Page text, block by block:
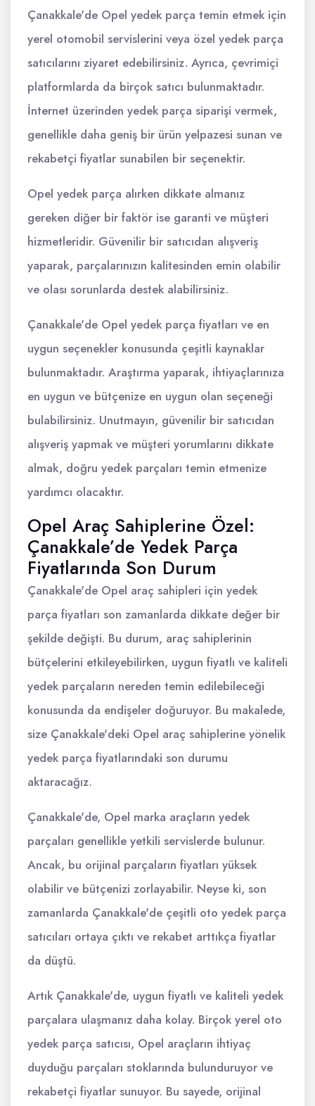
Çanakkale'de Opel yedek parça temin etmek için
yerel otomobil servislerini veya özel yedek parça
satıcılarını ziyaret edebilirsiniz. Ayrıca, çevrimiçi
platformlarda da birçok satıcı bulunmaktadır.
İnternet üzerinden yedek parça siparişi vermek,
genellikle daha geniş bir ürün yelpazesi sunan ve
rekabetçi fiyatlar sunabilen bir seçenektir.
Opel yedek parça alırken dikkate almanız
gereken diğer bir faktör ise garanti ve müşteri
hizmetleridir. Güvenilir bir satıcıdan alışveriş
yaparak, parçalarınızın kalitesinden emin olabilir
ve olası sorunlarda destek alabilirsiniz.
Çanakkale'de Opel yedek parça fiyatları ve en
uygun seçenekler konusunda çeşitli kaynaklar
bulunmaktadır. Araştırma yaparak, ihtiyaçlarınıza
en uygun ve bütçenize en uygun olan seçeneği
bulabilirsiniz. Unutmayın, güvenilir bir satıcıdan
alışveriş yapmak ve müşteri yorumlarını dikkate
almak, doğru yedek parçaları temin etmenize
yardımcı olacaktır.
Opel Araç Sahiplerine Özel:
Çanakkale’de Yedek Parça
Fiyatlarında Son Durum
Çanakkale'de Opel araç sahipleri için yedek
parça fiyatları son zamanlarda dikkate değer bir
şekilde değişti. Bu durum, araç sahiplerinin
bütçelerini etkileyebilirken, uygun fiyatlı ve kaliteli
yedek parçaların nereden temin edilebileceği
konusunda da endişeler doğuruyor. Bu makalede,
size Çanakkale'deki Opel araç sahiplerine yönelik
yedek parça fiyatlarındaki son durumu
aktaracağız.
Çanakkale'de, Opel marka araçların yedek
parçaları genellikle yetkili servislerde bulunur.
Ancak, bu orijinal parçaların fiyatları yüksek
olabilir ve bütçenizi zorlayabilir. Neyse ki, son
zamanlarda Çanakkale'de çeşitli oto yedek parça
satıcıları ortaya çıktı ve rekabet arttıkça fiyatlar
da düştü.
Artık Çanakkale'de, uygun fiyatlı ve kaliteli yedek
parçalara ulaşmanız daha kolay. Birçok yerel oto
yedek parça satıcısı, Opel araçların ihtiyaç
duyduğu parçaları stoklarında bulunduruyor ve
rekabetçi fiyatlar sunuyor. Bu sayede, orijinal